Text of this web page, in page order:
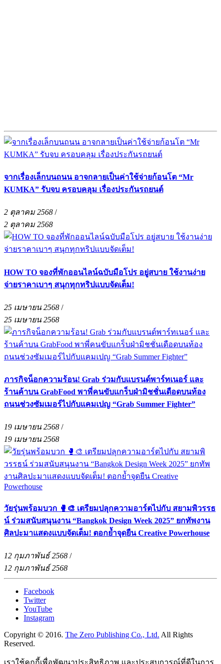
จากเรื่องเล็กบนถนน อาจกลายเป็นค่าใช้จ่ายก้อนโต “Mr
KUMKA” รับจบ ครอบคลุม เรื่องประกันรถยนต์
2 ตุลาคม 2568 /
2 ตุลาคม 2568
HOW TO จองที่พักออนไลน์ฉบับมือโปร อยู่สบาย ใช้งานง่าย
จ่ายราคาเบาๆ สนุกทุกทริปแบบจัดเต็ม!
25 เมษายน 2568 /
25 เมษายน 2568
ภารกิจน็อกความร้อน! Grab ร่วมกับแบรนด์พาร์ทเนอร์ และ
ร้านค้าบน GrabFood พาพี่คนขับแกร็บฝ่ามิชชั่นเดือดบนท้อง
ถนนช่วงซัมเมอร์ไปกับแคมเปญ “Grab Summer Fighter”
19 เมษายน 2568 /
19 เมษายน 2568
วัยรุ่นพร้อมบวก 🥊🎨 เตรียมปลุกความอาร์ตไปกับ สยามพิวรรธ
น์ ร่วมสนับสนุนงาน “Bangkok Design Week 2025” ยกทัพงาน
ศิลปะมาแสดงแบบจัดเต็ม! ตอกย้ำจุดยืน Creative Powerhouse
12 กุมภาพันธ์ 2568 /
12 กุมภาพันธ์ 2568
Facebook
Twitter
YouTube
Instagram
Copyright © 2016. The Zero Publishing Co., Ltd. All Rights
Reserved.
เราใช้คุกกี้เพื่อพัฒนาประสิทธิภาพ และประสบการณ์ที่ดีในการ